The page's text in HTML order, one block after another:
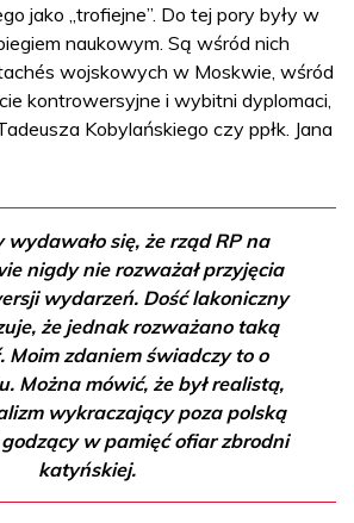
jako „trofiejne”. Do tej pory były w
naukowym. Są wśród nich
wojskowych w Moskwie, wśród
kontrowersyjne i wybitni dyplomaci,
Kobylańskiego czy ppłk. Jana
wydawało się, że rząd RP na
nigdy nie rozważał przyjęcia
wydarzeń. Dość lakoniczny
że jednak rozważano taką
Moim zdaniem świadczy to o
Można mówić, że był realistą,
wykraczający poza polską
w pamięć ofiar zbrodni
katyńskiej.